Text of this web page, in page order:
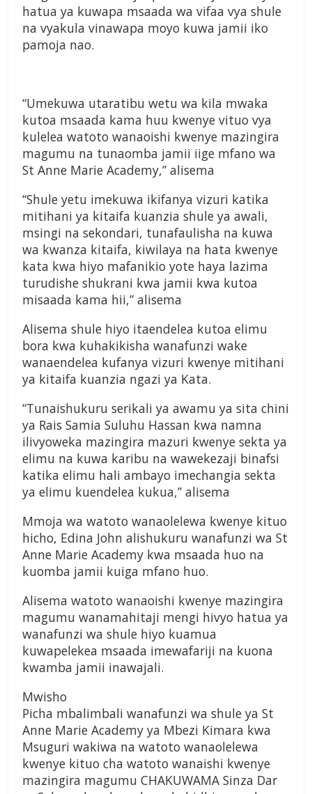
hatua ya kuwapa msaada wa vifaa vya shule
na vyakula vinawapa moyo kuwa jamii iko
pamoja nao.
“Umekuwa utaratibu wetu wa kila mwaka
kutoa msaada kama huu kwenye vituo vya
kulelea watoto wanaoishi kwenye mazingira
magumu na tunaomba jamii iige mfano wa
St Anne Marie Academy,” alisema
“Shule yetu imekuwa ikifanya vizuri katika
mitihani ya kitaifa kuanzia shule ya awali,
msingi na sekondari, tunafaulisha na kuwa
wa kwanza kitaifa, kiwilaya na hata kwenye
kata kwa hiyo mafanikio yote haya lazima
turudishe shukrani kwa jamii kwa kutoa
misaada kama hii,” alisema
Alisema shule hiyo itaendelea kutoa elimu
bora kwa kuhakikisha wanafunzi wake
wanaendelea kufanya vizuri kwenye mitihani
ya kitaifa kuanzia ngazi ya Kata.
“Tunaishukuru serikali ya awamu ya sita chini
ya Rais Samia Suluhu Hassan kwa namna
ilivyoweka mazingira mazuri kwenye sekta ya
elimu na kuwa karibu na wawekezaji binafsi
katika elimu hali ambayo imechangia sekta
ya elimu kuendelea kukua,” alisema
Mmoja wa watoto wanaolelewa kwenye kituo
hicho, Edina John alishukuru wanafunzi wa St
Anne Marie Academy kwa msaada huo na
kuomba jamii kuiga mfano huo.
Alisema watoto wanaoishi kwenye mazingira
magumu wanamahitaji mengi hivyo hatua ya
wanafunzi wa shule hiyo kuamua
kuwapelekea msaada imewafariji na kuona
kwamba jamii inawajali.
Mwisho
Picha mbalimbali wanafunzi wa shule ya St
Anne Marie Academy ya Mbezi Kimara kwa
Msuguri wakiwa na watoto wanaolelewa
kwenye kituo cha watoto wanaishi kwenye
mazingira magumu CHAKUWAMA Sinza Dar